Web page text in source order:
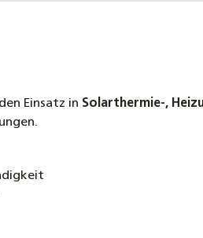
Einsatz in Solarthermie-,